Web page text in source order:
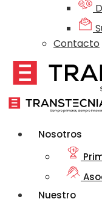
Contacto
Nosotros
Nuestro